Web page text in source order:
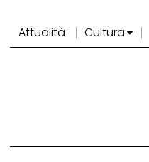
Attualità Cultura